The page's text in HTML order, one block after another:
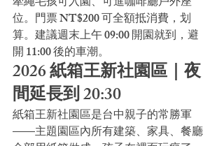
位。門票 NT$200 可全額抵消費，划
算。建議週末上午 09:00 開園就到，避
開 11:00 後的車潮。
2026 紙箱王新社園區｜夜
間延長到 20:30
紙箱王新社園區是台中親子的常勝軍
——主題園區內所有建築、家具、餐廳